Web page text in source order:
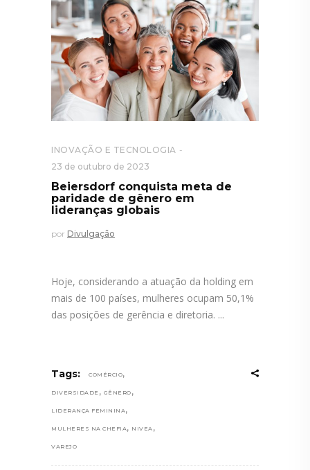
INOVAÇÃO E TECNOLOGIA
23 de outubro de 2023
Beiersdorf conquista meta de
paridade de gênero em
lideranças globais
por Divulgação
Hoje, considerando a atuação da holding em
mais de 100 países, mulheres ocupam 50,1%
das posições de gerência e diretoria.
Tags: COMÉRCIO,
DIVERSIDADE , GÊNERO ,
LIDERANÇA FEMININA ,
MULHERES NA CHEFIA , NIVEA ,
VAREJO